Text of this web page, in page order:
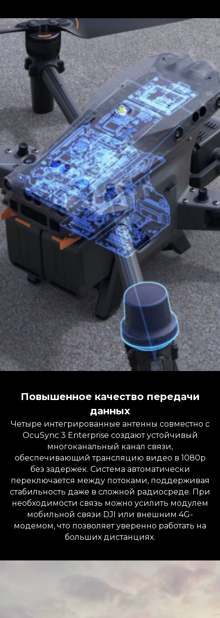
Повышенное качество передачи
данных
Четыре интегрированные антенны совместно с
OcuSync 3 Enterprise создают устойчивый
многоканальный канал связи,
обеспечивающий трансляцию видео в 1080p
без задержек. Система автоматически
переключается между потоками, поддерживая
стабильность даже в сложной радиосреде. При
необходимости связь можно усилить модулем
мобильной связи DJI или внешним 4G-
модемом, что позволяет уверенно работать на
больших дистанциях.